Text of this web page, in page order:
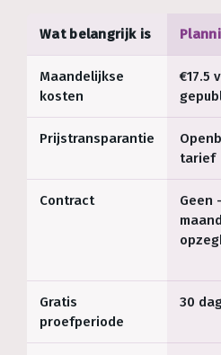
Wat belangrijk is
Maandelijkse
kosten
€17.5
Prijstransparantie
tarief
Contract
Geen
Gratis
proefperiode
30